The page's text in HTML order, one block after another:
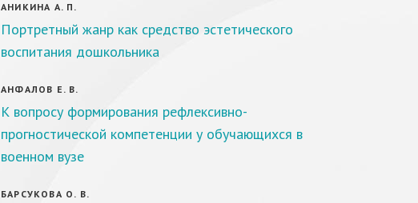
АНИКИНА А. П.
Портретный жанр как средство эстетического
воспитания дошкольника
АНФАЛОВ Е. В.
К вопросу формирования рефлексивно-
прогностической компетенции у обучающихся в
военном вузе
БАРСУКОВА О. В.